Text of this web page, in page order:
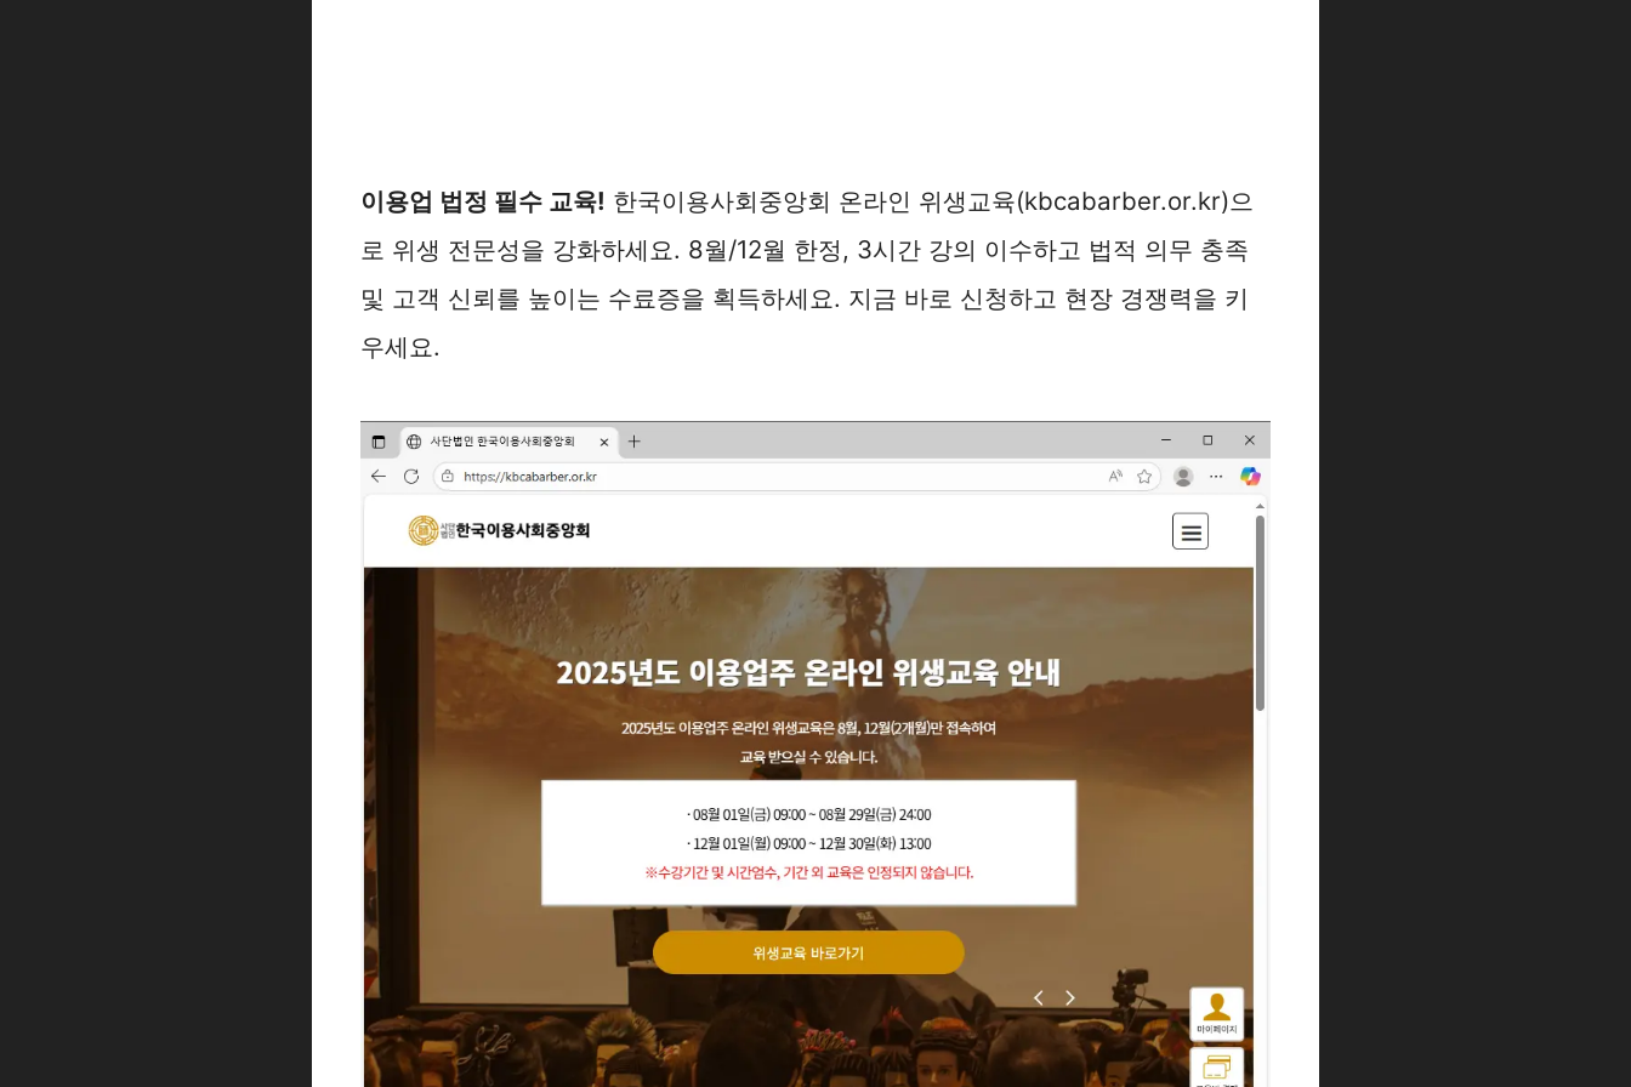
이용업 법정 필수 교육! 한국이용사회중앙회 온라인 위생교육(kbcabarber.or.kr)으
로 위생 전문성을 강화하세요. 8월/12월 한정, 3시간 강의 이수하고 법적 의무 충족
및 고객 신뢰를 높이는 수료증을 획득하세요. 지금 바로 신청하고 현장 경쟁력을 키
우세요.